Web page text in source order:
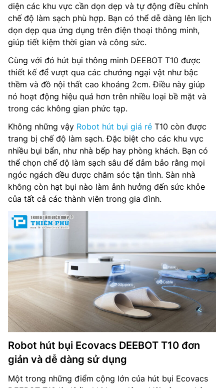
diện các khu vực cần dọn dẹp và tự động điều chỉnh
chế độ làm sạch phù hợp. Bạn có thể dễ dàng lên lịch
dọn dẹp qua ứng dụng trên điện thoại thông minh,
giúp tiết kiệm thời gian và công sức.
Cùng với đó hút bụi thông minh DEEBOT T10 được
thiết kế để vượt qua các chướng ngại vật như bậc
thềm và đồ nội thất cao khoảng 2cm. Điều này giúp
nó hoạt động hiệu quả hơn trên nhiều loại bề mặt và
trong các không gian phức tạp.
Không những vậy Robot hút bụi giá rẻ T10 còn được
trang bị chế độ làm sạch. Đặc biệt cho các khu vực
nhiều bụi bẩn, như nhà bếp hay phòng khách. Bạn có
thể chọn chế độ làm sạch sâu để đảm bảo rằng mọi
ngóc ngách đều được chăm sóc tận tình. Sàn nhà
không còn hạt bụi nào làm ảnh hưởng đến sức khỏe
của tất cả các thành viên trong gia đình.
Robot hút bụi Ecovacs DEEBOT T10 đơn
giản và dễ dàng sử dụng
Một trong những điểm cộng lớn của hút bụi Ecovacs